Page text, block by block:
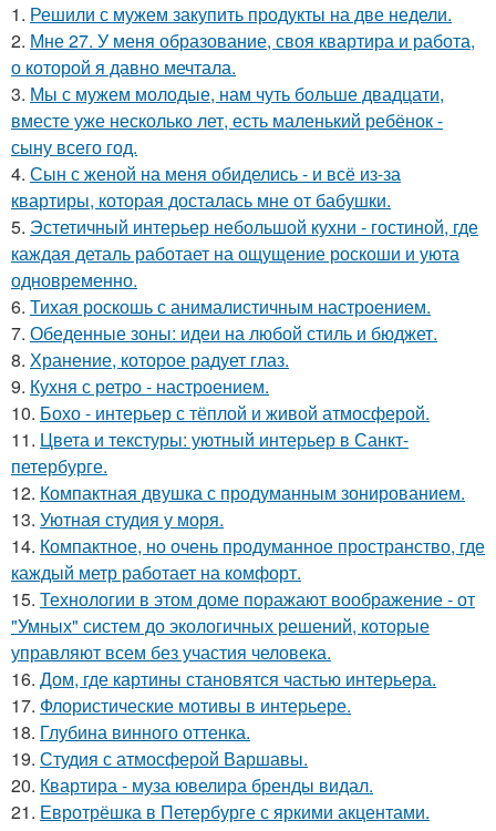
1. Решили с мужем закупить продукты на две недели.
2. Мне 27. У меня образование, своя квартира и работа,
о которой я давно мечтала.
3. Мы с мужем молодые, нам чуть больше двадцати,
вместе уже несколько лет, есть маленький ребёнок -
сыну всего год.
4. Сын с женой на меня обиделись - и всё из-за
квартиры, которая досталась мне от бабушки.
5. Эстетичный интерьер небольшой кухни - гостиной, где
каждая деталь работает на ощущение роскоши и уюта
одновременно.
6. Тихая роскошь с анималистичным настроением.
7. Обеденные зоны: идеи на любой стиль и бюджет.
8. Хранение, которое радует глаз.
9. Кухня с ретро - настроением.
10. Бохо - интерьер с тёплой и живой атмосферой.
11. Цвета и текстуры: уютный интерьер в Санкт-
петербурге.
12. Компактная двушка с продуманным зонированием.
13. Уютная студия у моря.
14. Компактное, но очень продуманное пространство, где
каждый метр работает на комфорт.
15. Технологии в этом доме поражают воображение - от
"Умных" систем до экологичных решений, которые
управляют всем без участия человека.
16. Дом, где картины становятся частью интерьера.
17. Флористические мотивы в интерьере.
18. Глубина винного оттенка.
19. Студия с атмосферой Варшавы.
20. Квартира - муза ювелира бренды видал.
21. Евротрёшка в Петербурге с яркими акцентами.